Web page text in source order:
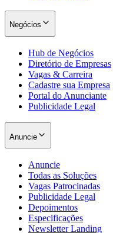
Negócios
Hub de Negócios
Diretório de Empresas
Vagas & Carreira
Cadastre sua Empresa
Portal do Anunciante
Publicidade Legal
Anuncie
Anuncie
Todas as Soluções
Vagas Patrocinadas
Publicidade Legal
Depoimentos
Especificações
Newsletter Landing